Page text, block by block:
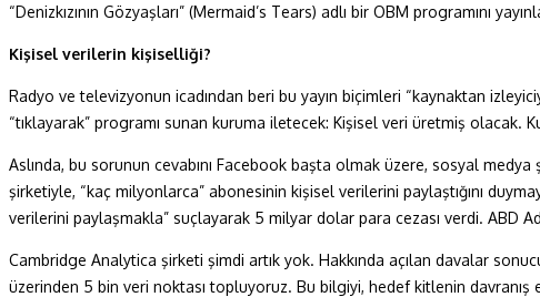
“Denizkızının Gözyaşları” (Mermaid’s Tears) adlı bir OBM programını
Kişisel verilerin kişiselliği?
Radyo ve televizyonun icadından beri bu yayın biçimleri “kaynaktan
“tıklayarak” programı sunan kuruma iletecek: Kişisel veri üretmiş olacak.
Aslında, bu sorunun cevabını Facebook başta olmak üzere, sosyal
şirketiyle, “kaç milyonlarca” abonesinin kişisel verilerini paylaştığını
verilerini paylaşmakla” suçlayarak 5 milyar dolar para cezası verdi. ABD
Cambridge Analytica şirketi şimdi artık yok. Hakkında açılan davalar
üzerinden 5 bin veri noktası topluyoruz. Bu bilgiyi, hedef kitlenin davranış